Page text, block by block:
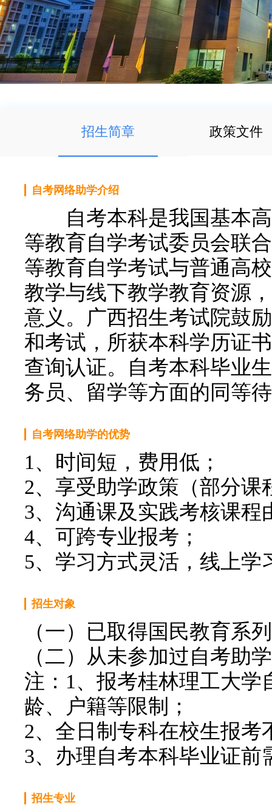
招生简章 政策文件
自考网络助学介绍
自考本科是我国基本高
等教育自学考试委员会联
等教育自学考试与普通高
教学与线下教学教育资源
意义。广西招生考试院鼓
和考试，所获本科学历证
查询认证。自考本科毕业
务员、留学等方面的同等
自考网络助学的优势
1、时间短，费用低；
2、享受助学政策（部分
3、沟通课及实践考核课程
4、可跨专业报考；
5、学习方式灵活，线上
招生对象
（一）已取得国民教育系
（二）从未参加过自考助
注：1、报考桂林理工大
龄、户籍等限制；
2、全日制专科在校生报
3、办理自考本科毕业证
招生专业